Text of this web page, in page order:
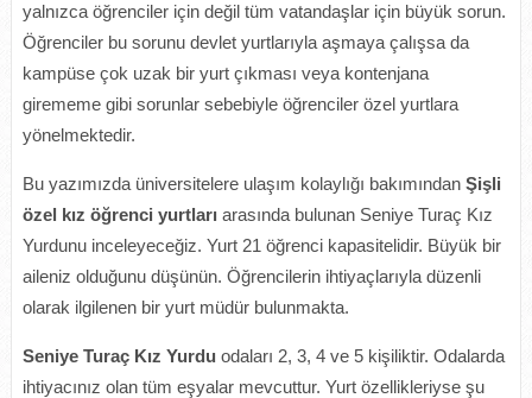
yalnızca öğrenciler için değil tüm vatandaşlar için büyük sorun.
Öğrenciler bu sorunu devlet yurtlarıyla aşmaya çalışsa da
kampüse çok uzak bir yurt çıkması veya kontenjana
girememe gibi sorunlar sebebiyle öğrenciler özel yurtlara
yönelmektedir.
Bu yazımızda üniversitelere ulaşım kolaylığı bakımından Şişli
özel kız öğrenci yurtları arasında bulunan Seniye Turaç Kız
Yurdunu inceleyeceğiz. Yurt 21 öğrenci kapasitelidir. Büyük bir
aileniz olduğunu düşünün. Öğrencilerin ihtiyaçlarıyla düzenli
olarak ilgilenen bir yurt müdür bulunmakta.
Seniye Turaç Kız Yurdu odaları 2, 3, 4 ve 5 kişiliktir. Odalarda
ihtiyacınız olan tüm eşyalar mevcuttur. Yurt özellikleriyse şu